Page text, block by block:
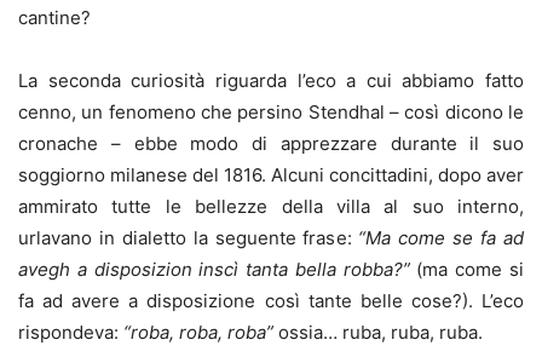
cantine?
La seconda curiosità riguarda l’eco a cui abbiamo fatto
cenno, un fenomeno che persino Stendhal – così dicono le
cronache – ebbe modo di apprezzare durante il suo
soggiorno milanese del 1816. Alcuni concittadini, dopo aver
ammirato tutte le bellezze della villa al suo interno,
urlavano in dialetto la seguente frase: “Ma come se fa ad
avegh a disposizion inscì tanta bella robba?”(ma come si
fa ad avere a disposizione così tante belle cose?). L’eco
rispondeva: “roba, roba, roba” ossia… ruba, ruba, ruba.